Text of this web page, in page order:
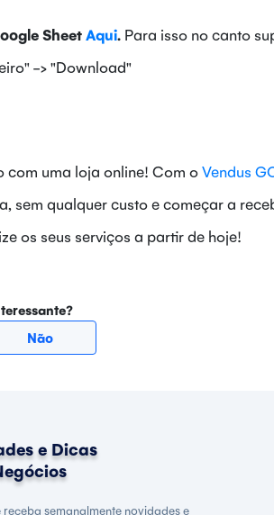
SheetAqui. Para isso no canto
-> "Download"
com uma loja online! Com oVendus
sem qualquer custo e começar a
os seus serviços a partir de hoje!
Não
e Dicas
semanalmente novidades e